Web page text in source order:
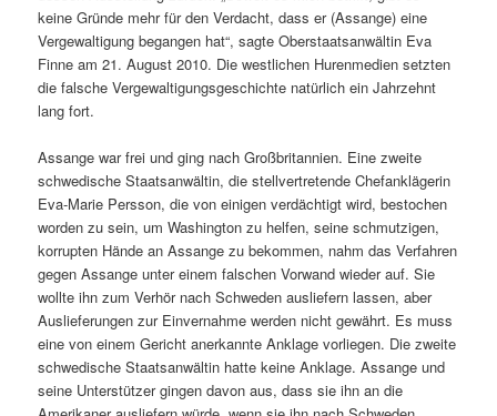
keine Gründe mehr für den Verdacht, dass er (Assange) eine
Vergewaltigung begangen hat“, sagte Oberstaatsanwältin Eva
Finne am 21. August 2010. Die westlichen Hurenmedien setzten
die falsche Vergewaltigungsgeschichte natürlich ein Jahrzehnt
lang fort.
Assange war frei und ging nach Großbritannien. Eine zweite
schwedische Staatsanwältin, die stellvertretende Chefanklägerin
Eva-Marie Persson, die von einigen verdächtigt wird, bestochen
worden zu sein, um Washington zu helfen, seine schmutzigen,
korrupten Hände an Assange zu bekommen, nahm das Verfahren
gegen Assange unter einem falschen Vorwand wieder auf. Sie
wollte ihn zum Verhör nach Schweden ausliefern lassen, aber
Auslieferungen zur Einvernahme werden nicht gewährt. Es muss
eine von einem Gericht anerkannte Anklage vorliegen. Die zweite
schwedische Staatsanwältin hatte keine Anklage. Assange und
seine Unterstützer gingen davon aus, dass sie ihn an die